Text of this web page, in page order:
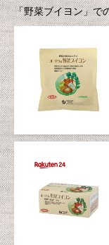
「野菜ブイヨン」